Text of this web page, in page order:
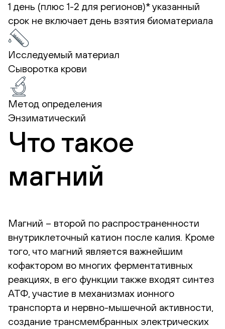
1 день (плюс 1-2 для регионов)*указанный
срок не включает день взятия биоматериала
Исследуемый материал
Сыворотка крови
Метод определения
Энзиматический
Что такое
магний
Магний – второй по распространенности
внутриклеточный катион после калия. Кроме
того, что магний является важнейшим
кофактором во многих ферментативных
реакциях, в его функции также входят синтез
АТФ, участие в механизмах ионного
транспорта и нервно-мышечной активности,
создание трансмембранных электрических